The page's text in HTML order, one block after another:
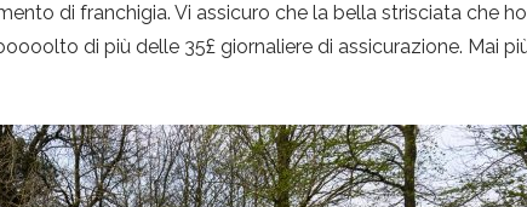
di franchigia. Vi assicuro che la bella strisciata che
di più delle 35£ giornaliere di assicurazione. Mai